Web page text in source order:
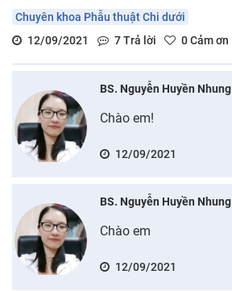
Chuyên khoa Phẫu thuật Chi dưới
12/09/2021
7Trả lời 0Cảm ơn
BS. Nguyễn Huyền Nhung
Chào em!
12/09/2021
BS. Nguyễn Huyền Nhung
Chào em
12/09/2021